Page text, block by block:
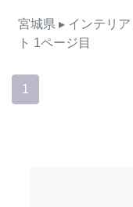
宮城県 ▸ インテリア
ト 1ページ目
1